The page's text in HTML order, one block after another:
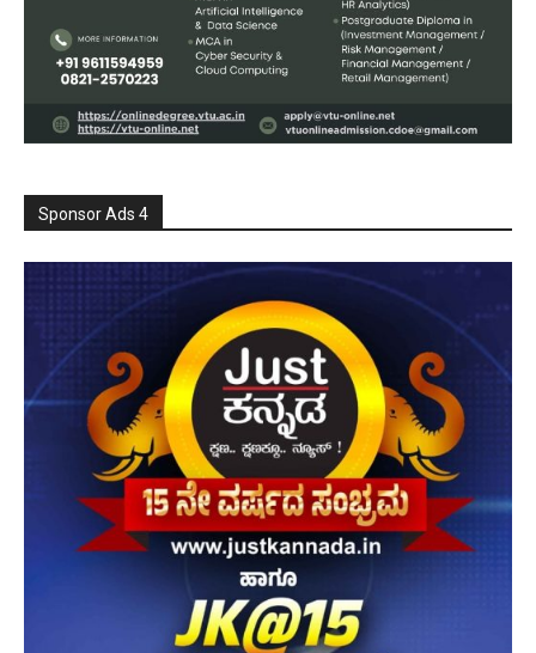
Sponsor Ads 4